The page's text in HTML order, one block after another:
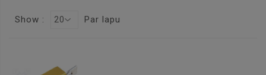
Show : 20 Par lapu